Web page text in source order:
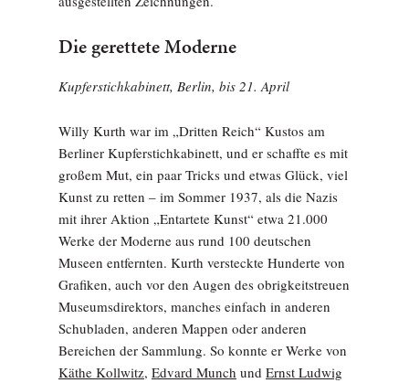
Die gerettete Moderne
Kupferstichkabinett, Berlin, bis 21. April
Willy Kurth war im „Dritten Reich“ Kustos am
Berliner Kupferstichkabinett, und er schaffte es mit
großem Mut, ein paar Tricks und etwas Glück, viel
Kunst zu retten – im Sommer 1937, als die Nazis
mit ihrer Aktion „Entartete Kunst“ etwa 21.000
Werke der Moderne aus rund 100 deutschen
Museen entfernten. Kurth versteckte Hunderte von
Grafiken, auch vor den Augen des obrigkeitstreuen
Museumsdirektors, manches einfach in anderen
Schubladen, anderen Mappen oder anderen
Bereichen der Sammlung. So konnte er Werke von
Käthe Kollwitz, Edvard Munch und Ernst Ludwig